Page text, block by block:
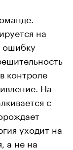
на
ошибку
контроле
На
с
уходит на
а не на